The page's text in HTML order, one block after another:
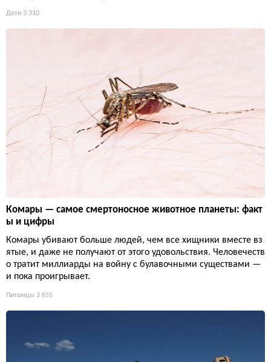
Дети 3 310
Комары — самое смертоносное животное планеты: факт
ы и цифры
Комары убивают больше людей, чем все хищники вместе вз
ятые, и даже не получают от этого удовольствия. Человечеств
о тратит миллиарды на войну с булавочными существами —
и пока проигрывает.
Питомцы 3 655